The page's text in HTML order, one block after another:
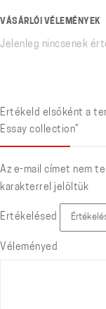
VÁSÁRLÓI VÉLEMÉNYEK
Jelenleg nincsenek
Értékeld elsőként a
Essay collection”
Az e-mail címet nem
karakterrel jelöltük
Értékelésed
Véleményed